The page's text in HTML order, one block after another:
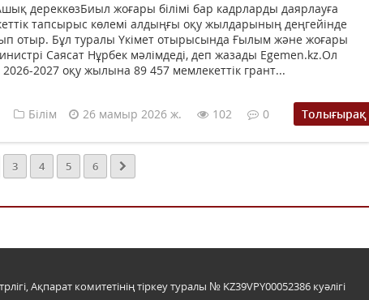
дереккөзБиыл жоғары білімі бар кадрларды даярлауға
тапсырыс көлемі алдыңғы оқу жылдарының деңгейінде
отыр. Бұл туралы Үкімет отырысында Ғылым және жоғары
Саясат Нұрбек мәлімдеді, деп жазады Egemen.kz.Ол
2027 оқу жылына 89 457 мемлекеттік грант...
Білім 26 мамыр 2026 ж. 102 0 Толығырақ
3 4 5 6
Ақпарат комитетінің тіркеу туралы № KZ39VPY00052386 куәлігі